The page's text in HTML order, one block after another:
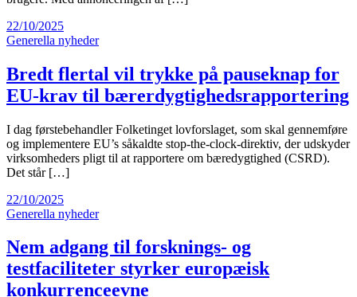
22/10/2025
Generella nyheder
Bredt flertal vil trykke på pauseknap for
EU-krav til bærerdygtighedsrapportering
I dag førstebehandler Folketinget lovforslaget, som skal gennemføre
og implementere EU’s såkaldte stop-the-clock-direktiv, der udskyder
virksomheders pligt til at rapportere om bæredygtighed (CSRD).
Det står […]
22/10/2025
Generella nyheder
Nem adgang til forsknings- og
testfaciliteter styrker europæisk
konkurrenceevne